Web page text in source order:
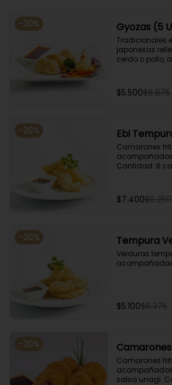
-20% Gyozas (5
Tradicionales
japonesas
cerdo o pollo,
$5.500$6.875
-20% Ebi
Camarones
Cantidad: 6
$7.400$9.250
-20% Tempura
Verduras
$5.100$6.375
-20%
Camarones
salsa unagi.